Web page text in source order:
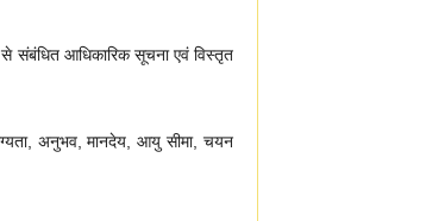
संबंधित आधिकारिक सूचना एवं विस्तृत
अनुभव, मानदेय, आयु सीमा, चयन